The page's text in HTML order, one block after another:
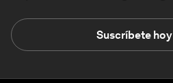
Suscríbete hoy